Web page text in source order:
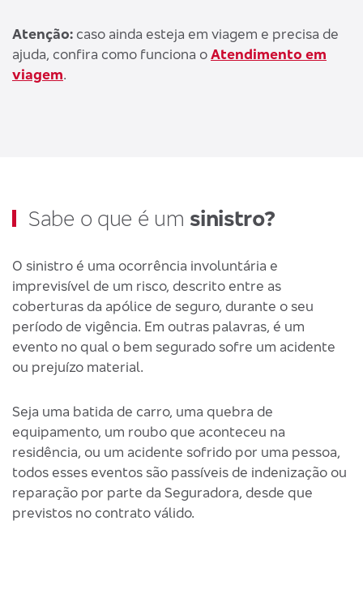
Atenção: caso ainda esteja em viagem e precisa de
ajuda, confira como funciona oAtendimento em
viagem.
Sabe o que é um sinistro?
O sinistro é uma ocorrência involuntária e
imprevisível de um risco, descrito entre as
coberturas da apólice de seguro, durante o seu
período de vigência. Em outras palavras, é um
evento no qual o bem segurado sofre um acidente
ou prejuízo material.
Seja uma batida de carro, uma quebra de
equipamento, um roubo que aconteceu na
residência, ou um acidente sofrido por uma pessoa,
todos esses eventos são passíveis de indenização ou
reparação por parte da Seguradora, desde que
previstos no contrato válido.